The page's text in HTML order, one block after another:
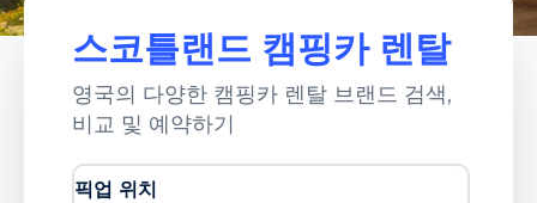
스코틀랜드 캠핑카 렌탈
영국의 다양한 캠핑카 렌탈 브랜드 검색,
비교 및 예약하기
픽업 위치